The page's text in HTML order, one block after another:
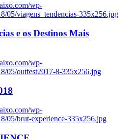
wp-
05/viagens_tendencias-335x256.jpg
e os Destinos Mais
wp-
05/outfest2017-8-335x256.jpg
wp-
05/brut-experience-335x256.jpg